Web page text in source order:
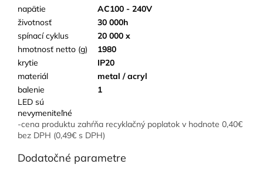
napätie
AC100 - 240V
životnosť
30 000h
spínací cyklus
20 000 x
hmotnosť netto (g)
1980
krytie
IP20
materiál
metal / acryl
balenie
1
LED sú
nevymeniteľné
-cena produktu zahŕňa recyklačný poplatok v hodnote 0,40€
bez DPH (0,49€ s DPH)
Dodatočné parametre